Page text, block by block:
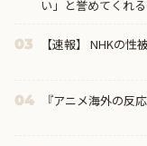
い」と誉めてくれ
03 【速報】 NHKの
04 『アニメ海外の